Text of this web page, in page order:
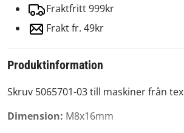
Fraktfritt 999kr
Frakt fr. 49kr
Produktinformation
Skruv 5065701-03 till maskiner från
Dimension: M8x16mm